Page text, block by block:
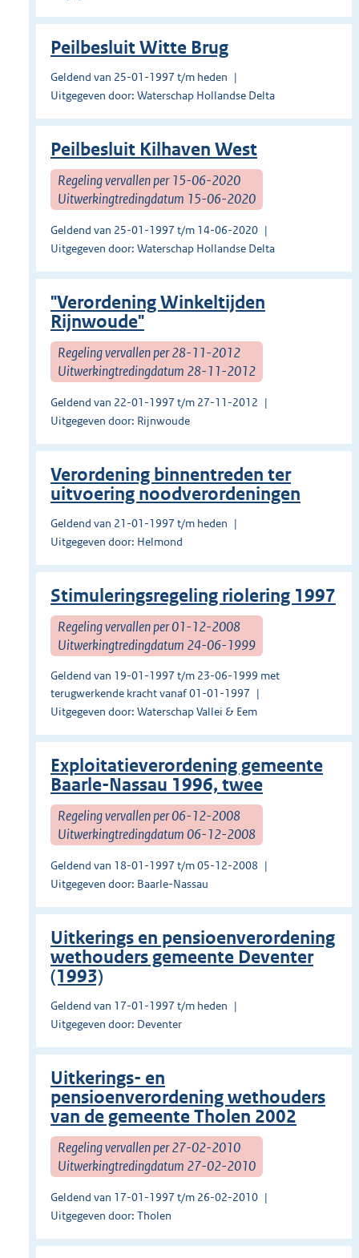
Peilbesluit Witte Brug
Geldend van 25-01-1997 t/m heden
Uitgegeven door: Waterschap Hollandse Delta
Peilbesluit Kilhaven West
Regeling vervallen per 15-06-2020
Uitwerkingtredingdatum 15-06-2020
Geldend van 25-01-1997 t/m 14-06-2020
Uitgegeven door: Waterschap Hollandse Delta
"Verordening Winkeltijden
Rijnwoude"
Regeling vervallen per 28-11-2012
Uitwerkingtredingdatum 28-11-2012
Geldend van 22-01-1997 t/m 27-11-2012
Uitgegeven door: Rijnwoude
Verordening binnentreden ter
uitvoering noodverordeningen
Geldend van 21-01-1997 t/m heden
Uitgegeven door: Helmond
Stimuleringsregeling riolering 1997
Regeling vervallen per 01-12-2008
Uitwerkingtredingdatum 24-06-1999
Geldend van 19-01-1997 t/m 23-06-1999 met
terugwerkende kracht vanaf 01-01-1997
Uitgegeven door: Waterschap Vallei & Eem
Exploitatieverordening gemeente
Baarle-Nassau 1996, twee
Regeling vervallen per 06-12-2008
Uitwerkingtredingdatum 06-12-2008
Geldend van 18-01-1997 t/m 05-12-2008
Uitgegeven door: Baarle-Nassau
Uitkerings en pensioenverordening
wethouders gemeente Deventer
(1993)
Geldend van 17-01-1997 t/m heden
Uitgegeven door: Deventer
Uitkerings- en
pensioenverordening wethouders
van de gemeente Tholen 2002
Regeling vervallen per 27-02-2010
Uitwerkingtredingdatum 27-02-2010
Geldend van 17-01-1997 t/m 26-02-2010
Uitgegeven door: Tholen